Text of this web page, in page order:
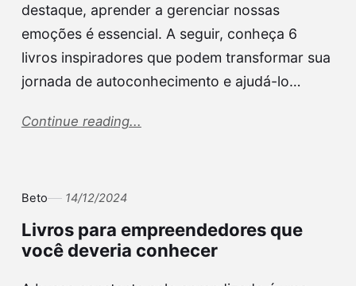
destaque, aprender a gerenciar nossas
emoções é essencial. A seguir, conheça 6
livros inspiradores que podem transformar sua
jornada de autoconhecimento e ajudá-lo…
Continue reading...
Beto 14/12/2024
Livros para empreendedores que
você deveria conhecer